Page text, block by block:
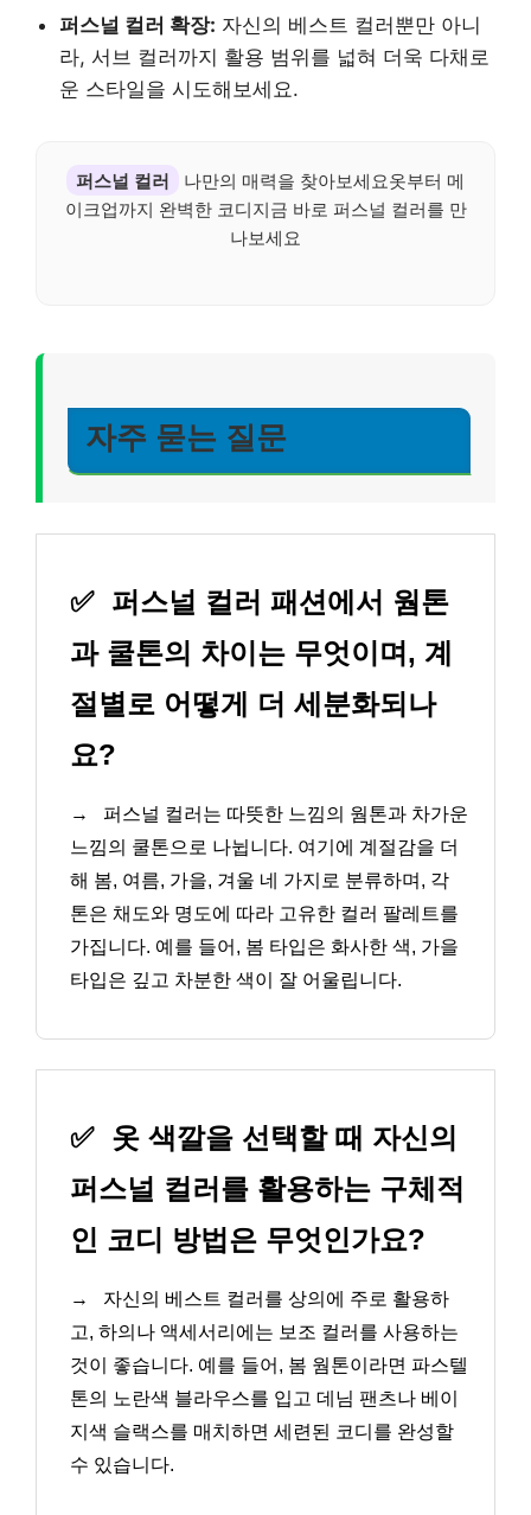
퍼스널 컬러 확장: 자신의 베스트 컬러뿐만 아니
라, 서브 컬러까지 활용 범위를 넓혀 더욱 다채로
운 스타일을 시도해보세요.
퍼스널 컬러
나만의 매력을 찾아보세요옷부터 메
이크업까지 완벽한 코디지금 바로 퍼스널 컬러를 만
나보세요
자주 묻는 질문
✅ 퍼스널 컬러 패션에서 웜톤
과 쿨톤의 차이는 무엇이며, 계
절별로 어떻게 더 세분화되나
요?
→
퍼스널 컬러는 따뜻한 느낌의 웜톤과 차가운
느낌의 쿨톤으로 나뉩니다. 여기에 계절감을 더
해 봄, 여름, 가을, 겨울 네 가지로 분류하며, 각
톤은 채도와 명도에 따라 고유한 컬러 팔레트를
가집니다. 예를 들어, 봄 타입은 화사한 색, 가을
타입은 깊고 차분한 색이 잘 어울립니다.
✅ 옷 색깔을 선택할 때 자신의
퍼스널 컬러를 활용하는 구체적
인 코디 방법은 무엇인가요?
→
자신의 베스트 컬러를 상의에 주로 활용하
고, 하의나 액세서리에는 보조 컬러를 사용하는
것이 좋습니다. 예를 들어, 봄 웜톤이라면 파스텔
톤의 노란색 블라우스를 입고 데님 팬츠나 베이
지색 슬랙스를 매치하면 세련된 코디를 완성할
수 있습니다.